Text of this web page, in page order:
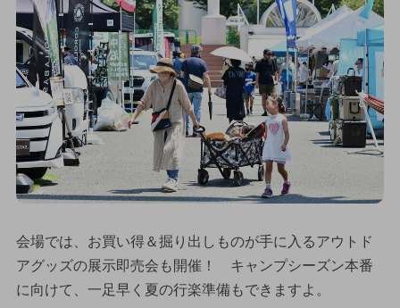
会場では、お買い得＆掘り出しものが手に入るアウトド
アグッズの展示即売会も開催！ キャンプシーズン本番
に向けて、一足早く夏の行楽準備もできますよ。